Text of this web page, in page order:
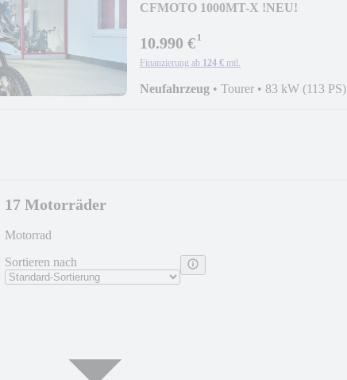
CFMOTO 1000MT-X !NEU!
10.990 €¹
Finanzierung ab 124 € mtl.
Neufahrzeug • Tourer • 83 kW (113 PS)
17 Motorräder
Motorrad
Sortieren nach